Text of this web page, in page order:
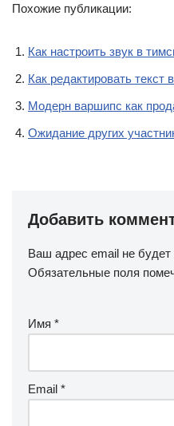
Похожие публикации:
Как настроить звук в
Как редактировать текст
Модерн варшипс как
Ожидание других
Добавить
Ваш адрес email не будет
Обязательные поля
Имя *
Email *